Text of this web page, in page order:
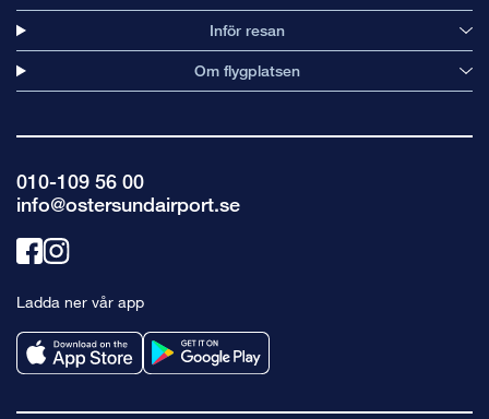
Inför resan
Om flygplatsen
010-109 56 00
info@ostersundairport.se
Länk
facebook
Länk
instagram
Ladda ner vår app